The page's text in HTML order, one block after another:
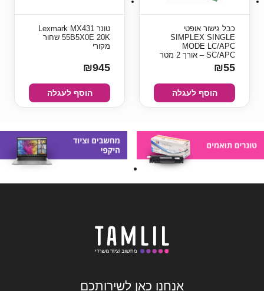
כבל גישור אופטי
SIMPLEX SINGLE
MODE LC/APC
SC/APC – אורך 2 מטר
₪55
הוסף לעגלה
טונר Lexmark MX431
55B5X0E 20K שחור
מקורי
₪945
הוסף לעגלה
אנחנו כאן לשירותכם